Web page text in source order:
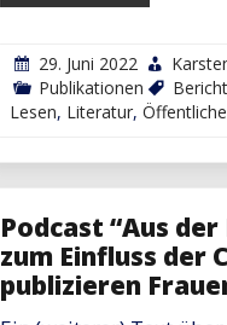
29. Juni 2022
Publikationen
Bericht
Lesen, Literatur,
Podcast “Aus
zum Einfluss der
publizieren